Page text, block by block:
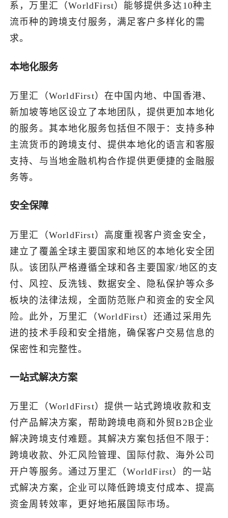
系，万里汇（WorldFirst）能够提供多达10种主
流币种的跨境支付服务，满足客户多样化的需
求。
本地化服务
万里汇（WorldFirst）在中国内地、中国香港、
新加坡等地区设立了本地团队，提供更加本地化
的服务。其本地化服务包括但不限于：支持多种
主流货币的跨境支付、提供本地化的语言和客服
支持、与当地金融机构合作提供更便捷的金融服
务等。
安全保障
万里汇（WorldFirst）高度重视客户资金安全，
建立了覆盖全球主要国家和地区的本地化安全团
队。该团队严格遵循全球和各主要国家/地区的支
付、风控、反洗钱、数据安全、隐私保护等众多
板块的法律法规，全面防范账户和资金的安全风
险。此外，万里汇（WorldFirst）还通过采用先
进的技术手段和安全措施，确保客户交易信息的
保密性和完整性。
一站式解决方案
万里汇（WorldFirst）提供一站式跨境收款和支
付产品解决方案，帮助跨境电商和外贸B2B企业
解决跨境支付难题。其解决方案包括但不限于：
跨境收款、外汇风险管理、国际付款、海外公司
开户等服务。通过万里汇（WorldFirst）的一站
式解决方案，企业可以降低跨境支付成本、提高
资金周转效率，更好地拓展国际市场。